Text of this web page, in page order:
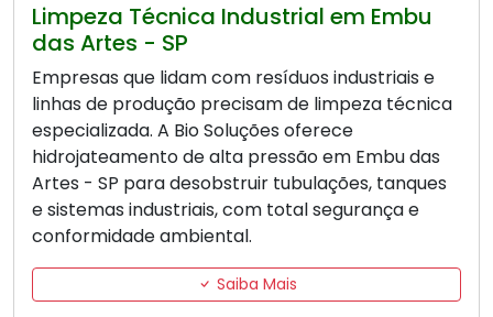
Limpeza Técnica Industrial em Embu
das Artes - SP
Empresas que lidam com resíduos industriais e
linhas de produção precisam de limpeza técnica
especializada. A Bio Soluções oferece
hidrojateamento de alta pressão em Embu das
Artes - SP para desobstruir tubulações, tanques
e sistemas industriais, com total segurança e
conformidade ambiental.
Saiba Mais